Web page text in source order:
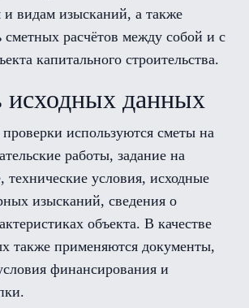
и видам изысканий, а также
сметных расчётов между собой и с
капитального строительства.
исходных данных
используются сметы на
работы, задание на
технические условия, исходные
изысканий, сведения о
объекта. В качестве
также применяются документы,
финансирования и